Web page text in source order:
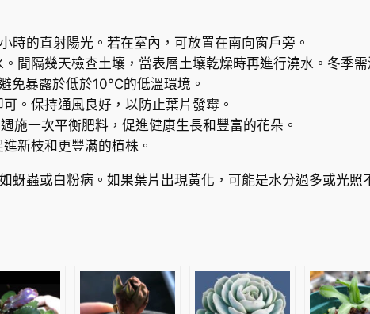
時的直射陽光。若在室內，可放置在南向窗戶旁。
間隔幾天檢查土壤，當表層土壤乾燥時再進行澆水。冬季需
免暴露於低於10°C的低溫環境。
。保持通風良好，以防止葉片發霉。
施一次平衡肥料，促進健康生長和豐富的花朵。
新枝和更豐滿的植株。
蚜蟲或白粉病。如果葉片出現黃化，可能是水分過多或光照